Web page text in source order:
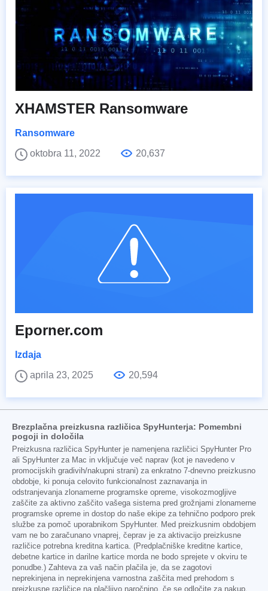
XHAMSTER Ransomware
Ransomware
oktobra 11, 2022
20,637
Eporner.com
Izdaja
aprila 23, 2025
20,594
Brezplačna preizkusna različica SpyHunterja: Pomembni
pogoji in določila
Preizkusna različica SpyHunter je namenjena različici SpyHunter Pro
ali SpyHunter za Mac in vključuje več naprav (kot je navedeno v
promocijskih gradivih/nakupni strani) za enkratno 7-dnevno preizkusno
obdobje, ki ponuja celovito funkcionalnost zaznavanja in
odstranjevanja zlonamerne programske opreme, visokozmogljive
zaščite za aktivno zaščito vašega sistema pred grožnjami zlonamerne
programske opreme in dostop do naše ekipe za tehnično podporo prek
službe za pomoč uporabnikom SpyHunter. Med preizkusnim obdobjem
vam ne bo zaračunano vnaprej, čeprav je za aktivacijo preizkusne
različice potrebna kreditna kartica. (Predplačniške kreditne kartice,
debetne kartice in darilne kartice morda ne bodo sprejete v okviru te
ponudbe.) Zahteva za vaš način plačila je, da se zagotovi
neprekinjena in neprekinjena varnostna zaščita med prehodom s